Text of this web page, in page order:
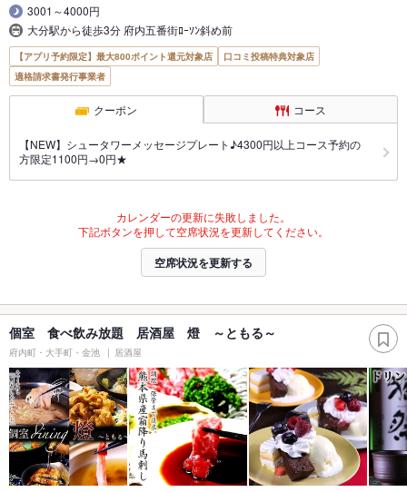
3001～4000円
大分駅から徒歩3分 府内五番街ﾛｰｿﾝ斜め前
【アプリ予約限定】最大800ポイント還元対象店
口コミ投稿特典対象店
適格請求書発行事業者
クーポン コース
【NEW】シュータワーメッセージプレート♪4300円以上コース予約の
方限定1100円→0円★
カレンダーの更新に失敗しました。
下記ボタンを押して空席状況を更新してください。
空席状況を更新する
個室 食べ飲み放題 居酒屋 燈 ～ともる～
府内町・大手町・金池 居酒屋